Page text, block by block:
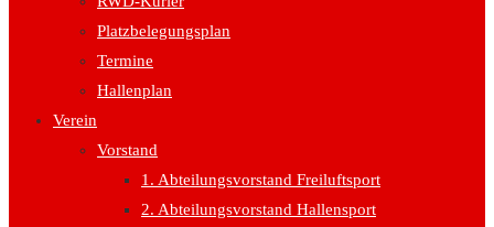
Platzbelegungsplan
Termine
Hallenplan
Verein
Vorstand
1. Abteilungsvorstand Freiluftsport
2. Abteilungsvorstand Hallensport